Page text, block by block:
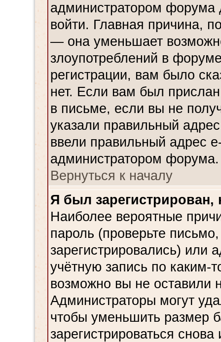
администратором форума
войти. Главная причина,
— она уменьшает
злоупотреблений в
регистрации, вам было
нет. Если вам был
в письме, если вы не
указали правильный
ввели правильный адрес
администратором форума.
Вернуться к началу
Я был
Наиболее вероятные
пароль (проверьте
зарегистрировались) или
учётную запись по каким-
возможно вы не оставили
Администраторы могут
чтобы уменьшить размер
зарегистрироваться